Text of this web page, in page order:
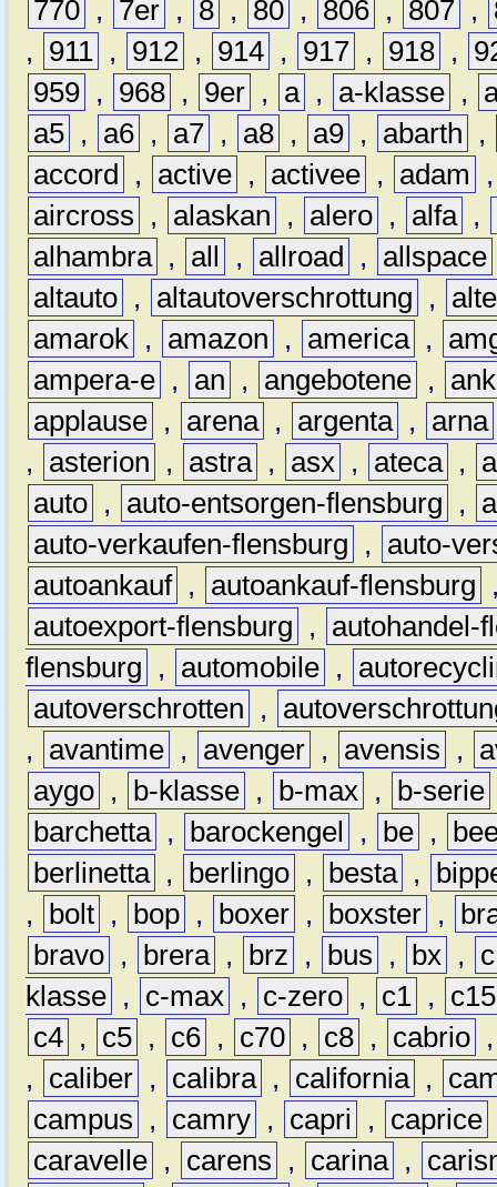
770 , 7er , 8 , 80 , 806 , 807 ,
,
911 , 912 , 914 , 917 , 918 ,
959 , 968 , 9er , a , a-klasse ,
a5 , a6 , a7 , a8 , a9 , abarth
,
accord
, active , activee , adam
aircross
, alaskan , alero , alfa ,
alhambra , all , allroad , allspace
altauto , altautoverschrottung ,
amarok , amazon , america ,
ampera-e , an , angebotene ,
applause , arena , argenta , arna
,
asterion , astra , asx , ateca ,
auto , auto-entsorgen-flensburg ,
auto-verkaufen-flensburg
,
auto-
autoankauf , autoankauf-flensburg
autoexport-flensburg
,
autohandel-
flensburg
, automobile ,
autoverschrotten
,
,
avantime , avenger , avensis ,
aygo , b-klasse , b-max , b-serie
barchetta , barockengel , be ,
berlinetta , berlingo , besta ,
,
bolt , bop , boxer , boxster ,
bravo , brera , brz , bus , bx ,
c
klasse , c-max , c-zero , c1 ,
c15
c4 , c5 , c6 , c70 , c8 , cabrio
,
caliber , calibra , california ,
campus
, camry , capri , caprice
caravelle , carens , carina ,